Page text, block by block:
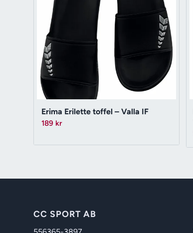
Erima Erilette toffel – Valla IF
189 kr
CC SPORT AB